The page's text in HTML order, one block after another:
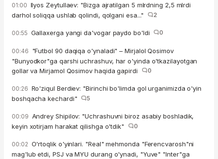
01:00 Ilyos Zeytullaev: "Bizga ajratilgan 5 mlrdning 2,5 mlrdi
darhol soliqqa ushlab qolindi, qolgani esa..."
2
00:55 Gallaxerga yangi da'vogar paydo bo'ldi 0
00:46 "Futbol 90 daqiqa o'ynaladi" – Mirjalol Qosimov
"Bunyodkor"ga qarshi uchrashuv, har o'yinda o'tkazilayotgan
gollar va Mirjamol Qosimov haqida gapirdi
0
00:26 Ro'ziqul Berdiev: "Birinchi bo'limda gol urganimizda o'yin
boshqacha kechardi"
5
00:09 Andrey Shipilov: "Uchrashuvni biroz asabiy boshladik,
keyin xotirjam harakat qilishga o'tdik"
0
00:02 O'rtoqlik o'yinlari. "Real" mehmonda "Ferencvarosh"ni
mag'lub etdi, PSJ va MYU durang o'ynadi, "Yuve" "Inter"ga